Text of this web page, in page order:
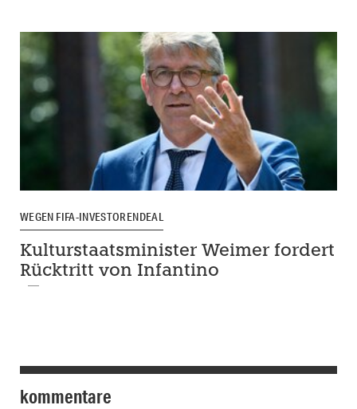
WEGEN FIFA-INVESTORENDEAL
Kulturstaatsminister Weimer fordert
Rücktritt von Infantino
kommentare